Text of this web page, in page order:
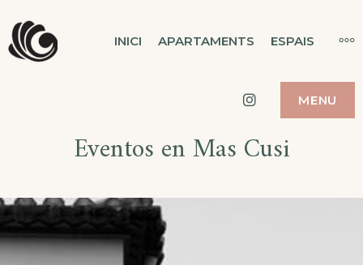
to
MAS CUSI
EVENTS & APARTAMENTS
INICI APARTAMENTS ESPAIS
Instagram
MENU
Eventos en Mas Cusi